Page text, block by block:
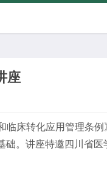
座
转化应用管理条例
。讲座特邀四川省